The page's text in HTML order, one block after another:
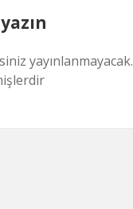
yayınlanmayacak.